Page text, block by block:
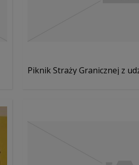
Piknik Straży Granicznej z